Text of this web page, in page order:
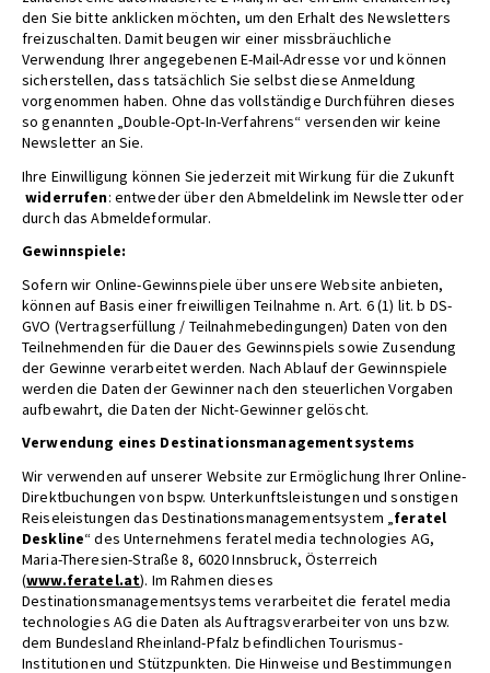
den Sie bitte anklicken möchten, um den Erhalt des Newsletters
freizuschalten. Damit beugen wir einer missbräuchliche
Verwendung Ihrer angegebenen E-Mail-Adresse vor und können
sicherstellen, dass tatsächlich Sie selbst diese Anmeldung
vorgenommen haben. Ohne das vollständige Durchführen dieses
so genannten „Double-Opt-In-Verfahrens“ versenden wir keine
Newsletter an Sie.
Ihre Einwilligung können Sie jederzeit mit Wirkung für die Zukunft
widerrufen: entweder über den Abmeldelink im Newsletter oder
durch das Abmeldeformular.
Gewinnspiele:
Sofern wir Online-Gewinnspiele über unsere Website anbieten,
können auf Basis einer freiwilligen Teilnahme n. Art. 6 (1) lit. b DS-
GVO (Vertragserfüllung / Teilnahmebedingungen) Daten von den
Teilnehmenden für die Dauer des Gewinnspiels sowie Zusendung
der Gewinne verarbeitet werden. Nach Ablauf der Gewinnspiele
werden die Daten der Gewinner nach den steuerlichen Vorgaben
aufbewahrt, die Daten der Nicht-Gewinner gelöscht.
Verwendung eines Destinationsmanagementsystems
Wir verwenden auf unserer Website zur Ermöglichung Ihrer Online-
Direktbuchungen von bspw. Unterkunftsleistungen und sonstigen
Reiseleistungen das Destinationsmanagementsystem „feratel
Deskline“ des Unternehmens feratel media technologies AG,
Maria-Theresien-Straße 8, 6020 Innsbruck, Österreich
(www.feratel.at). Im Rahmen dieses
Destinationsmanagementsystems verarbeitet die feratel media
technologies AG die Daten als Auftragsverarbeiter von uns bzw.
dem Bundesland Rheinland-Pfalz befindlichen Tourismus-
Institutionen und Stützpunkten. Die Hinweise und Bestimmungen